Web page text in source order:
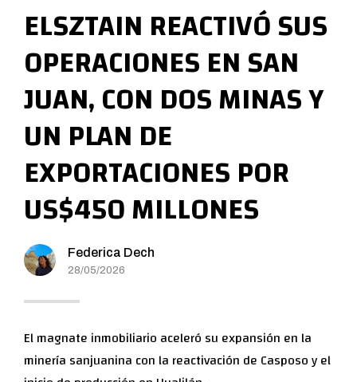
M
e
c
h
a
PERIODISMO DIGITAL
ELSZTAIN REACTIVÓ SUS
OPERACIONES EN SAN
JUAN, CON DOS MINAS Y
UN PLAN DE
EXPORTACIONES POR
US$450 MILLONES
Federica Dech
28/05/2026
El magnate inmobiliario aceleró su expansión en la
minería sanjuanina con la reactivación de Casposo y el